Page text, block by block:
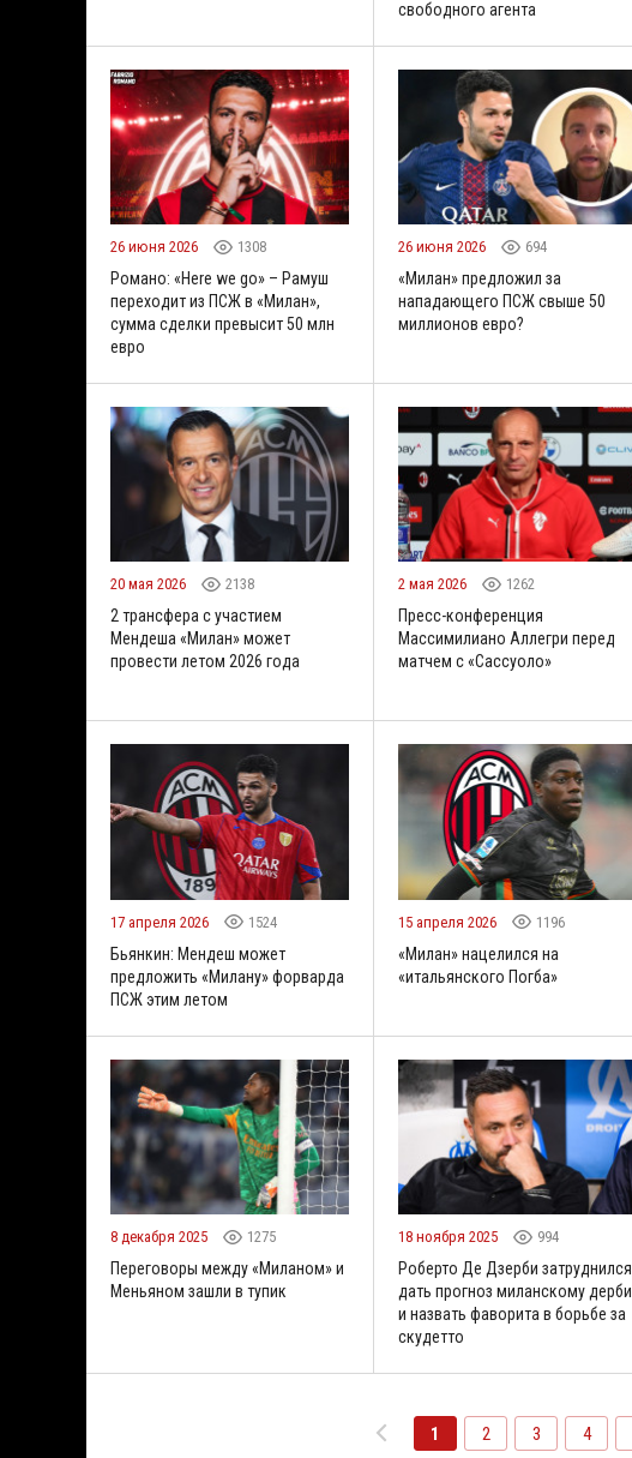
свободного агента
26 июня 2026 1308
Романо: «Here we go» – Рамуш
переходит из ПСЖ в «Милан»,
сумма сделки превысит 50 млн
евро
26 июня 2026 694
«Милан» предложил за
нападающего ПСЖ свыше 50
миллионов евро?
20 мая 2026 2138
2 трансфера с участием
Мендеша «Милан» может
провести летом 2026 года
2 мая 2026 1262
Пресс-конференция
Массимилиано Аллегри перед
матчем с «Сассуоло»
17 апреля 2026 1524
Бьянкин: Мендеш может
предложить «Милану» форварда
ПСЖ этим летом
15 апреля 2026 1196
«Милан» нацелился на
«итальянского Погба»
8 декабря 2025 1275
Переговоры между «Миланом» и
Меньяном зашли в тупик
18 ноября 2025 994
Роберто Де Дзерби затруднился
дать прогноз миланскому дерби
и назвать фаворита в борьбе за
скудетто
1 2 3 4